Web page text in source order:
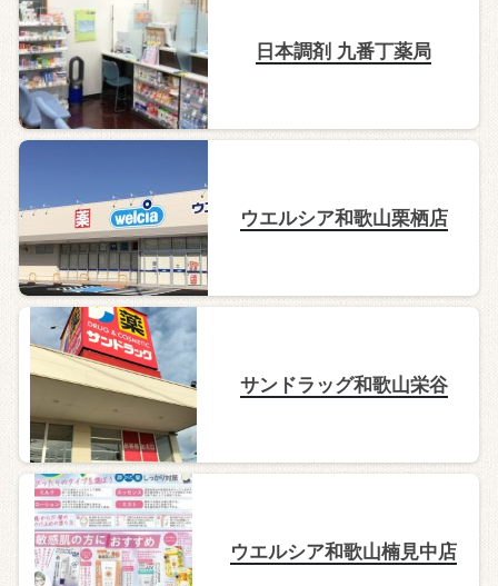
日本調剤 九番丁薬局
ウエルシア和歌山栗栖店
サンドラッグ和歌山栄谷
ウエルシア和歌山楠見中店